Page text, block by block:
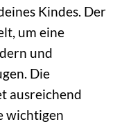
Kindes. Der
um eine
und
Die
ausreichend
wichtigen